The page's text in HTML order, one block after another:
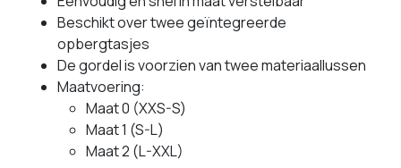
Beschikt over twee geïntegreerde
opbergtasjes
De gordel is voorzien van twee materiaallussen
Maatvoering:
Maat 0 (XXS-S)
Maat 1 (S-L)
Maat 2 (L-XXL)